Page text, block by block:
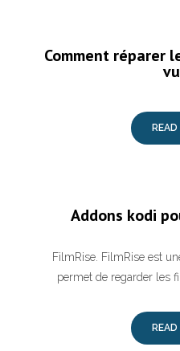
Comment réparer
Addons kodi
FilmRise. FilmRise est
permet de regarder les